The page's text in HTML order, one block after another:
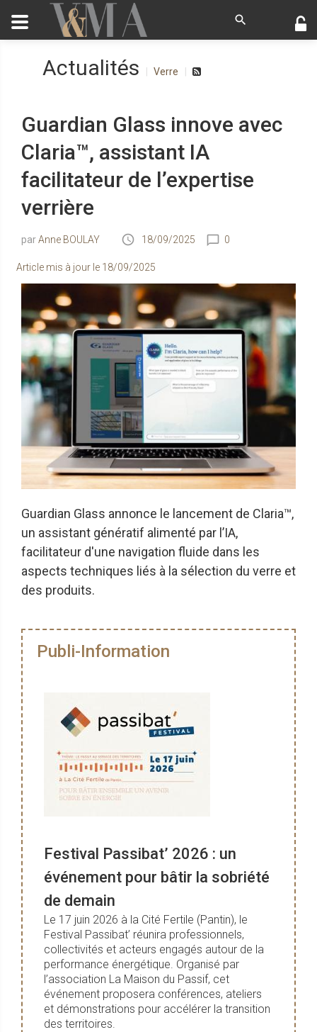
Actualités Verre
Guardian Glass innove avec
Claria™, assistant IA
facilitateur de l’expertise
verrière
Anne BOULAY 18/09/2025 0
Article mis à jour le 18/09/2025
Guardian Glass annonce le lancement de Claria™,
un assistant génératif alimenté par l’IA,
facilitateur d'une navigation fluide dans les
aspects techniques liés à la sélection du verre et
des produits.
Publi-Information
Festival Passibat’ 2026 : un
événement pour bâtir la sobriété
de demain
Le 17 juin 2026 à la Cité Fertile (Pantin), le
Festival Passibat’ réunira professionnels,
collectivités et acteurs engagés autour de la
performance énergétique. Organisé par
l’association La Maison du Passif, cet
événement proposera conférences, ateliers
et démonstrations pour accélérer la transition
des territoires.